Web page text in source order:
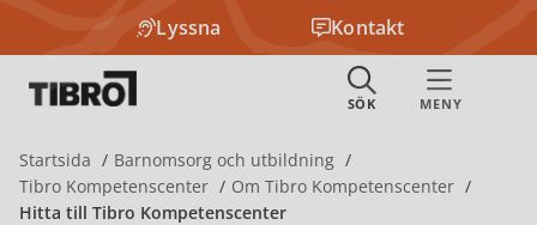
Lyssna Kontakt
Startsida
Barnomsorg och utbildning
Tibro Kompetenscenter
Om Tibro Kompetenscenter
Hitta till Tibro Kompetenscenter